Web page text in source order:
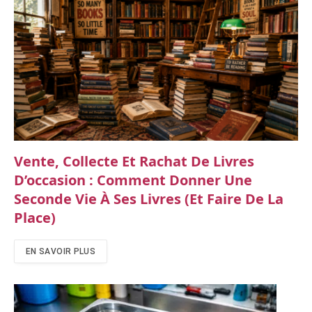
Vente, Collecte Et Rachat De Livres
D’occasion : Comment Donner Une
Seconde Vie À Ses Livres (et Faire De La
Place)
EN SAVOIR PLUS